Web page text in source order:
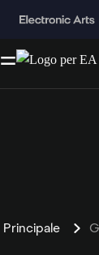
Principale